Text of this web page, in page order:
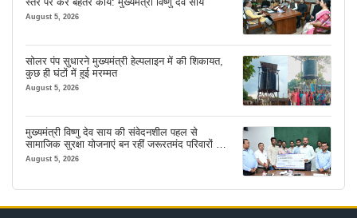
August 5, 2026
सोलर पंप सुधारने मुख्यमंत्री हेल्पलाइन में की शिकायत,
कुछ ही घंटों में हुई मरम्मत
August 5, 2026
मुख्यमंत्री विष्णु देव साय की संवेदनशील पहल से
सामाजिक सुरक्षा योजनाएं बन रहीं जरूरतमंद परिवारों का
मजबूत सहारा
August 5, 2026